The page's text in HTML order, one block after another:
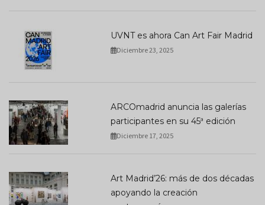
UVNT es ahora Can Art Fair Madrid
Diciembre 23, 2025
ARCOmadrid anuncia las galerías
participantes en su 45ª edición
Diciembre 17, 2025
Art Madrid’26: más de dos décadas
apoyando la creación